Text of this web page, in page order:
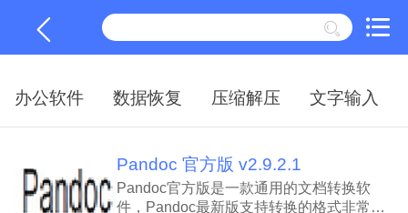
办公软件 数据恢复 压缩解压 文字输入
Pandoc 官方版 v2.9.2.1
Pandoc官方版是一款通用的文档转换软
件，Pandoc最新版支持转换的格式非常